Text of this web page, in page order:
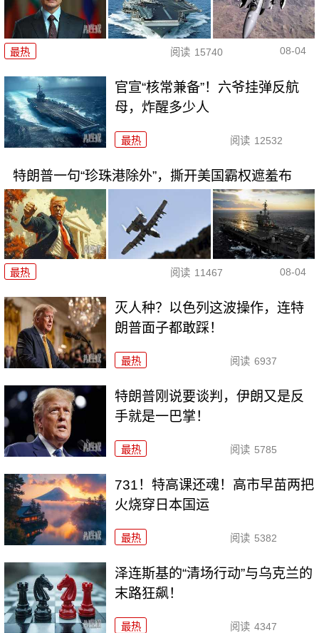
最热 阅读 15740 08-04
官宣“核常兼备”！六爷挂弹反航
母，炸醒多少人
最热 阅读 12532
特朗普一句“珍珠港除外”，撕开美国霸权遮羞布
最热 阅读 11467 08-04
灭人种？以色列这波操作，连特
朗普面子都敢踩！
最热 阅读 6937
特朗普刚说要谈判，伊朗又是反
手就是一巴掌！
最热 阅读 5785
731！特高课还魂！高市早苗两把
火烧穿日本国运
最热 阅读 5382
泽连斯基的“清场行动”与乌克兰的
末路狂飙！
最热 阅读 4347